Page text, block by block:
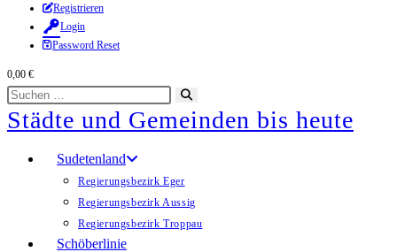
Zum
Inhalt
springen
Registrieren
Login
Password Reset
0,00 €
Diese
Website
durchsuchen
starten
Städte und Gemeinden bis heute
Sudetenland
Regierungsbezirk Eger
Regierungsbezirk Aussig
Regierungsbezirk Troppau
Schöberlinie